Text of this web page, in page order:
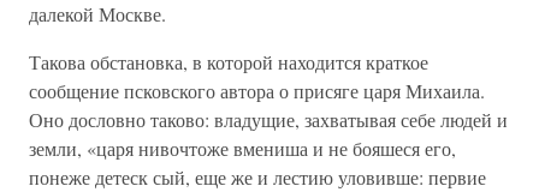
далекой Москве.
Такова обстановка, в которой находится краткое
сообщение псковского автора о присяге царя Михаила.
Оно дословно таково: владущие, захватывая себе людей и
земли, «царя нивочтоже вмениша и не бояшеся его,
понеже детеск сый, еще же и лестию уловивше: первие